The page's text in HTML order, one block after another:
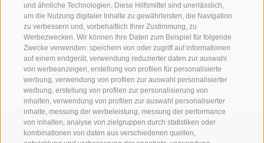
und ähnliche Technologien. Diese Hilfsmittel sind unerlässlich,
um die Nutzung digitaler Inhalte zu gewährleisten, die Navigation
zu verbessern und, vorbehaltlich Ihrer Zustimmung, zu
Werbezwecken. Wir können Ihre Daten zum Beispiel für folgende
Zwecke verwenden: speichern von oder zugriff auf informationen
auf einem endgerät, verwendung reduzierter daten zur auswahl
von werbeanzeigen, erstellung von profilen für personalisierte
werbung, verwendung von profilen zur auswahl personalisierter
werbung, erstellung von profilen zur personalisierung von
inhalten, verwendung von profilen zur auswahl personalisierter
inhalte, messung der werbeleistung, messung der performance
von inhalten, analyse von zielgruppen durch statistiken oder
kombinationen von daten aus verschiedenen quellen,
Südtiroler Bauernbund (Italia)
Land- und Forstwirtschaftliches
Versuchszentrum Laimburg (Italia)